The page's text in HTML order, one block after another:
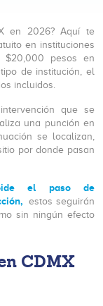
en 2026? Aquí te
en instituciones
$20,000 pesos en
de institución, el
incluidos.
que se
una punción en
se localizan,
por donde pasan
el paso de
estos seguirán
sin ningún efecto
CDMX